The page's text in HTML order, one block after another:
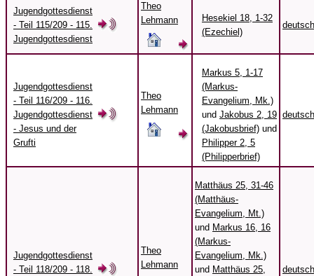
Jugendgottesdienst
- Teil 115/209 - 115.
Jugendgottesdienst
Theo
Lehmann
Hesekiel 18, 1-32
(Ezechiel)
deutsch
Jugendgottesdienst
- Teil 116/209 - 116.
Jugendgottesdienst
- Jesus und der
Grufti
Theo
Lehmann
Markus 5, 1-17
(Markus-
Evangelium, Mk.)
und Jakobus 2, 19
(Jakobusbrief) und
Philipper 2, 5
(Philipperbrief)
deutsch
Jugendgottesdienst
- Teil 118/209 - 118.
Theo
Lehmann
Matthäus 25, 31-46
(Matthäus-
Evangelium, Mt.)
und Markus 16, 16
(Markus-
Evangelium, Mk.)
und Matthäus 25,
deutsch